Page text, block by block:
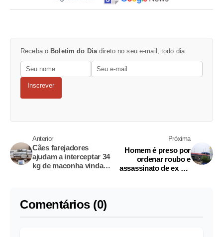
Receba o Boletim do Dia direto no seu e-mail, todo dia.
Inscrever
Anterior
Cães farejadores
ajudam a interceptar 34
kg de maconha vinda
Próxima
Homem é preso por
ordenar roubo e
assassinato de ex em
Comentários (0)